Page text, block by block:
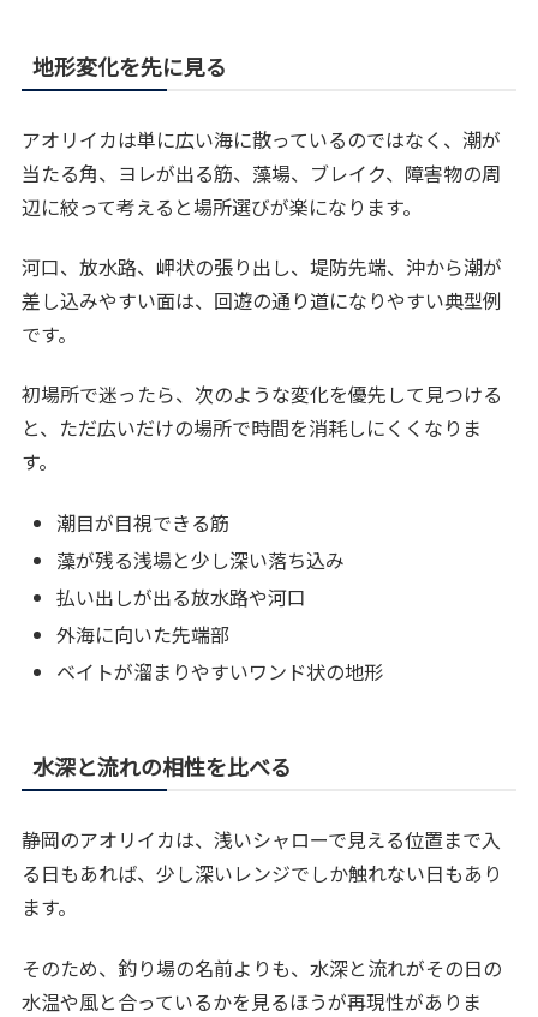
地形変化を先に見る
アオリイカは単に広い海に散っているのではなく、潮が
当たる角、ヨレが出る筋、藻場、ブレイク、障害物の周
辺に絞って考えると場所選びが楽になります。
河口、放水路、岬状の張り出し、堤防先端、沖から潮が
差し込みやすい面は、回遊の通り道になりやすい典型例
です。
初場所で迷ったら、次のような変化を優先して見つける
と、ただ広いだけの場所で時間を消耗しにくくなりま
す。
潮目が目視できる筋
藻が残る浅場と少し深い落ち込み
払い出しが出る放水路や河口
外海に向いた先端部
ベイトが溜まりやすいワンド状の地形
水深と流れの相性を比べる
静岡のアオリイカは、浅いシャローで見える位置まで入
る日もあれば、少し深いレンジでしか触れない日もあり
ます。
そのため、釣り場の名前よりも、水深と流れがその日の
水温や風と合っているかを見るほうが再現性がありま